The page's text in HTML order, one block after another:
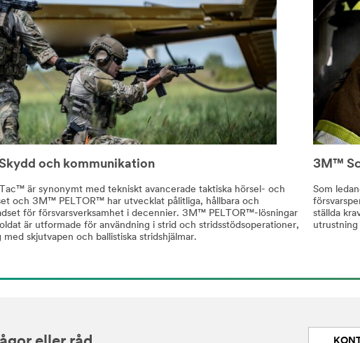
och kommunikation
är synonymt med tekniskt avancerade taktiska hörsel- och
och 3M™ PELTOR™ har utvecklat pålitliga, hållbara och
för försvarsverksamhet i decennier. 3M™ PELTOR™-lösningar
är utformade för användning i strid och stridsstödsoperationer,
skjutvapen och ballistiska stridshjälmar.
3M™
Som
ställda
utrustning